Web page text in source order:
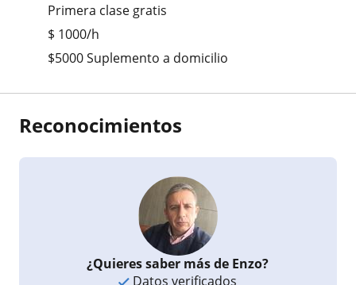
Primera clase gratis
$ 1000/h
$5000 Suplemento a domicilio
Reconocimientos
¿Quieres saber más de Enzo?
Datos verificados